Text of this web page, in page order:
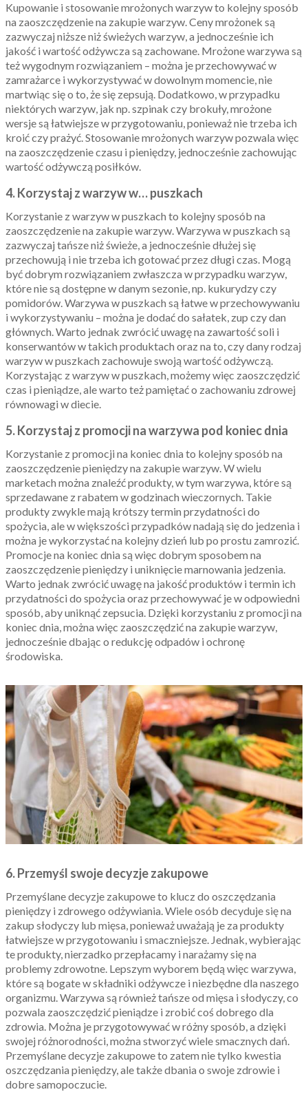
Kupowanie i stosowanie mrożonych warzyw to kolejny sposób
na zaoszczędzenie na zakupie warzyw. Ceny mrożonek są
zazwyczaj niższe niż świeżych warzyw, a jednocześnie ich
jakość i wartość odżywcza są zachowane. Mrożone warzywa są
też wygodnym rozwiązaniem – można je przechowywać w
zamrażarce i wykorzystywać w dowolnym momencie, nie
martwiąc się o to, że się zepsują. Dodatkowo, w przypadku
niektórych warzyw, jak np. szpinak czy brokuły, mrożone
wersje są łatwiejsze w przygotowaniu, ponieważ nie trzeba ich
kroić czy prażyć. Stosowanie mrożonych warzyw pozwala więc
na zaoszczędzenie czasu i pieniędzy, jednocześnie zachowując
wartość odżywczą posiłków.
4. Korzystaj z warzyw w… puszkach
Korzystanie z warzyw w puszkach to kolejny sposób na
zaoszczędzenie na zakupie warzyw. Warzywa w puszkach są
zazwyczaj tańsze niż świeże, a jednocześnie dłużej się
przechowują i nie trzeba ich gotować przez długi czas. Mogą
być dobrym rozwiązaniem zwłaszcza w przypadku warzyw,
które nie są dostępne w danym sezonie, np. kukurydzy czy
pomidorów. Warzywa w puszkach są łatwe w przechowywaniu
i wykorzystywaniu – można je dodać do sałatek, zup czy dan
głównych. Warto jednak zwrócić uwagę na zawartość soli i
konserwantów w takich produktach oraz na to, czy dany rodzaj
warzyw w puszkach zachowuje swoją wartość odżywczą.
Korzystając z warzyw w puszkach, możemy więc zaoszczędzić
czas i pieniądze, ale warto też pamiętać o zachowaniu zdrowej
równowagi w diecie.
5. Korzystaj z promocji na warzywa pod koniec dnia
Korzystanie z promocji na koniec dnia to kolejny sposób na
zaoszczędzenie pieniędzy na zakupie warzyw. W wielu
marketach można znaleźć produkty, w tym warzywa, które są
sprzedawane z rabatem w godzinach wieczornych. Takie
produkty zwykle mają krótszy termin przydatności do
spożycia, ale w większości przypadków nadają się do jedzenia i
można je wykorzystać na kolejny dzień lub po prostu zamrozić.
Promocje na koniec dnia są więc dobrym sposobem na
zaoszczędzenie pieniędzy i uniknięcie marnowania jedzenia.
Warto jednak zwrócić uwagę na jakość produktów i termin ich
przydatności do spożycia oraz przechowywać je w odpowiedni
sposób, aby uniknąć zepsucia. Dzięki korzystaniu z promocji na
koniec dnia, można więc zaoszczędzić na zakupie warzyw,
jednocześnie dbając o redukcję odpadów i ochronę
środowiska.
6. Przemyśl swoje decyzje zakupowe
Przemyślane decyzje zakupowe to klucz do oszczędzania
pieniędzy i zdrowego odżywiania. Wiele osób decyduje się na
zakup słodyczy lub mięsa, ponieważ uważają je za produkty
łatwiejsze w przygotowaniu i smaczniejsze. Jednak, wybierając
te produkty, nierzadko przepłacamy i narażamy się na
problemy zdrowotne. Lepszym wyborem będą więc warzywa,
które są bogate w składniki odżywcze i niezbędne dla naszego
organizmu. Warzywa są również tańsze od mięsa i słodyczy, co
pozwala zaoszczędzić pieniądze i zrobić coś dobrego dla
zdrowia. Można je przygotowywać w różny sposób, a dzięki
swojej różnorodności, można stworzyć wiele smacznych dań.
Przemyślane decyzje zakupowe to zatem nie tylko kwestia
oszczędzania pieniędzy, ale także dbania o swoje zdrowie i
dobre samopoczucie.